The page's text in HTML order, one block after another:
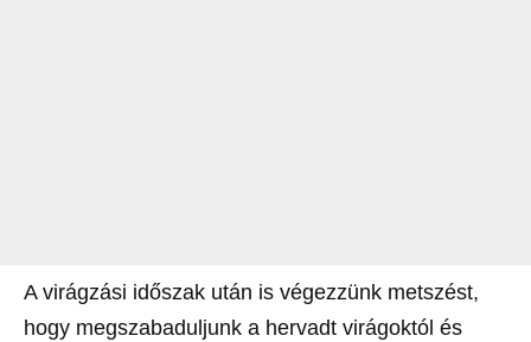
A virágzási időszak után is végezzünk metszést,
hogy megszabaduljunk a hervadt virágoktól és